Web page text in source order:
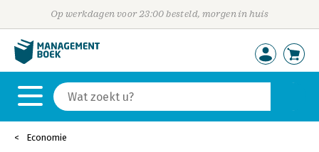
Op werkdagen voor 23:00 besteld, morgen in huis
Economie